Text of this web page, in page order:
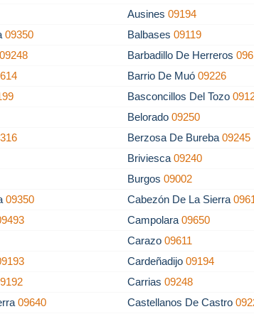
Ausines09194
09350 Balbases09119
09248 Barbadillo De Herreros
Barrio De Muó09226
Basconcillos Del Tozo
Belorado09250
Berzosa De Bureba09245
Briviesca09240
Burgos09002
09350 Cabezón De La Sierra
Campolara09650
Carazo09611
Cardeñadijo09194
Carrias09248
09640 Castellanos De Castro